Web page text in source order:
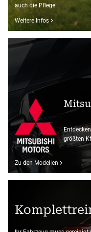
auch die Pflege.
Weitere Infos
größten
Zu den Modellen